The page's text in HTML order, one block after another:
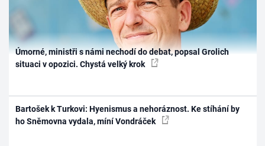
Úmorné, ministři s námi nechodí do debat, popsal Grolich
situaci v opozici. Chystá velký krok
Bartošek k Turkovi: Hyenismus a nehoráznost. Ke stíhání by
ho Sněmovna vydala, míní Vondráček